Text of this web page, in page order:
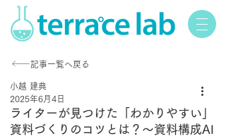
記事一覧へ戻る
ライターが見つけた「わかりやすい」
資料づくりのコツとは？〜資料構成AI
小越 建典
2025年6月4日